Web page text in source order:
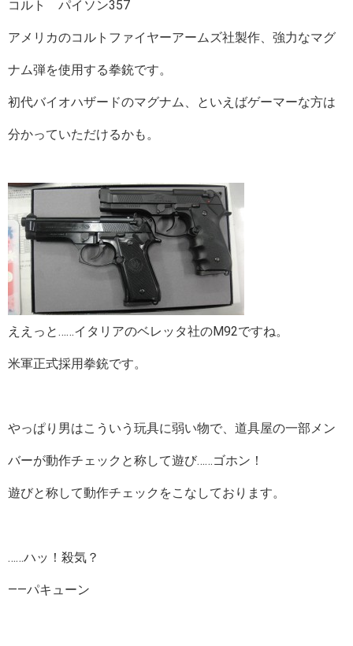
コルト パイソン357
アメリカのコルトファイヤーアームズ社製作、強力なマグ
ナム弾を使用する拳銃です。
初代バイオハザードのマグナム、といえばゲーマーな方は
分かっていただけるかも。
ええっと……イタリアのベレッタ社のM92ですね。
米軍正式採用拳銃です。
やっぱり男はこういう玩具に弱い物で、道具屋の一部メン
バーが動作チェックと称して遊び……ゴホン！
遊びと称して動作チェックをこなしております。
……ハッ！殺気？
――パキューン